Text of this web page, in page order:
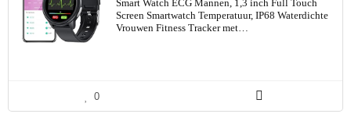
Smart Watch ECG Mannen, 1,3 inch Full Touch
Screen Smartwatch Temperatuur, IP68 Waterdichte
Vrouwen Fitness Tracker met…
0